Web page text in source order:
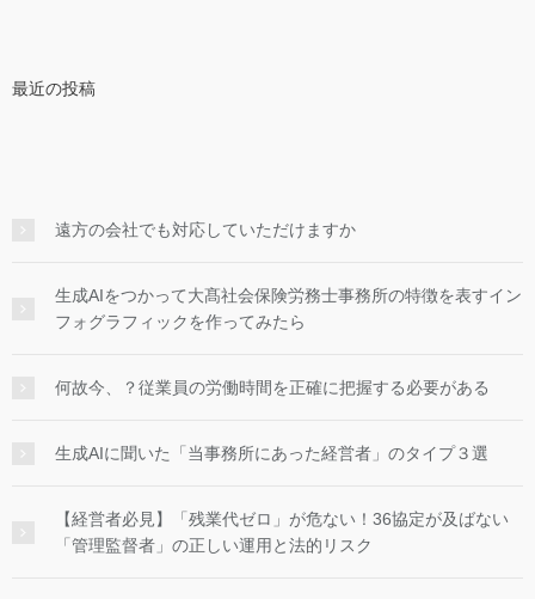
最近の投稿
遠方の会社でも対応していただけますか
生成AIをつかって大髙社会保険労務士事務所の特徴を表すイン
フォグラフィックを作ってみたら
何故今、？従業員の労働時間を正確に把握する必要がある
生成AIに聞いた「当事務所にあった経営者」のタイプ３選
【経営者必見】「残業代ゼロ」が危ない！36協定が及ばない
「管理監督者」の正しい運用と法的リスク